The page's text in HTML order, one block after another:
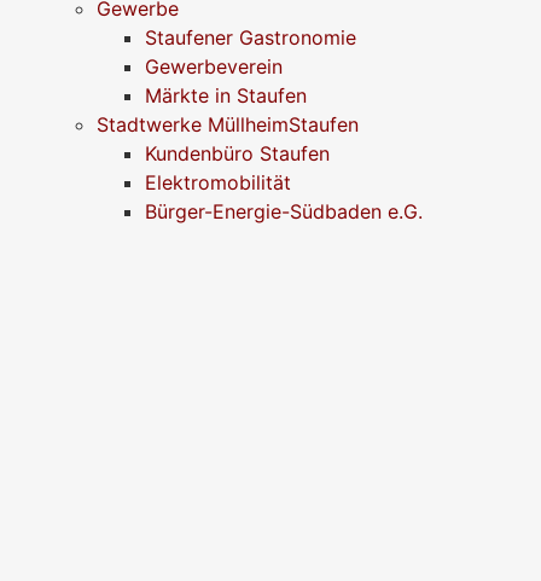
Gewerbe
Staufener Gastronomie
Gewerbeverein
Märkte in Staufen
Stadtwerke MüllheimStaufen
Kundenbüro Staufen
Elektromobilität
Bürger-Energie-Südbaden e.G.